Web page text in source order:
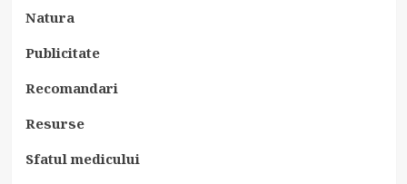
Natura
Publicitate
Recomandari
Resurse
Sfatul medicului